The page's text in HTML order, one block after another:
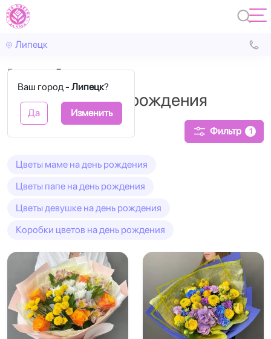
Липецк
Ваш город - Липецк?
Да Изменить
Главная День рождения
Букеты на День рождения
Фильтр 1
Цветы маме на день рождения
Цветы папе на день рождения
Цветы девушке на день рождения
Коробки цветов на день рождения